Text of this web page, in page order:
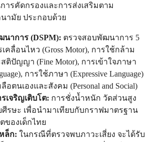
ารคัดกรองและการส่งเสริมตาม
ามัย ประกอบด้วย
นาการ (DSPM): ตรวจสอบพัฒนาการ 5
คลื่อนไหว (Gross Motor), การใช้กล้าม
ติปัญญา (Fine Motor), การเข้าใจภาษา
การใช้ภาษา (Expressive Language)
อตนเองและสังคม (Personal and Social)
เจริญเติบโต: การชั่งน้ำหนัก วัดส่วนสูง
ศีรษะ เพื่อนำมาเทียบกับกราฟมาตรฐาน
ของเด็กไทย
ล็ก: ในกรณีที่ตรวจพบภาวะเสี่ยง จะได้รับ